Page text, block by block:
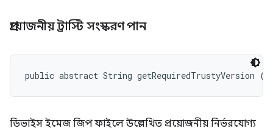
প্রয়োজনীয় ট্রাস্টি সংস্করণ পান
public abstract String getRequiredTrustyVersion ()
ডিভাইস ইমেজ জিপ ফাইলে উল্লেখিত প্রয়োজনীয় নির্ভরযোগ্য